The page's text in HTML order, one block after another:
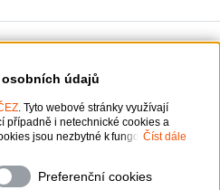
údajů
. Tyto webové stránky využívají
případně i netechnické cookies a
jsou nezbytné k fungování
k personalizaci reklam a analytice.
cookies a vašich osobních údajů
Číst dále
Preferenční cookies